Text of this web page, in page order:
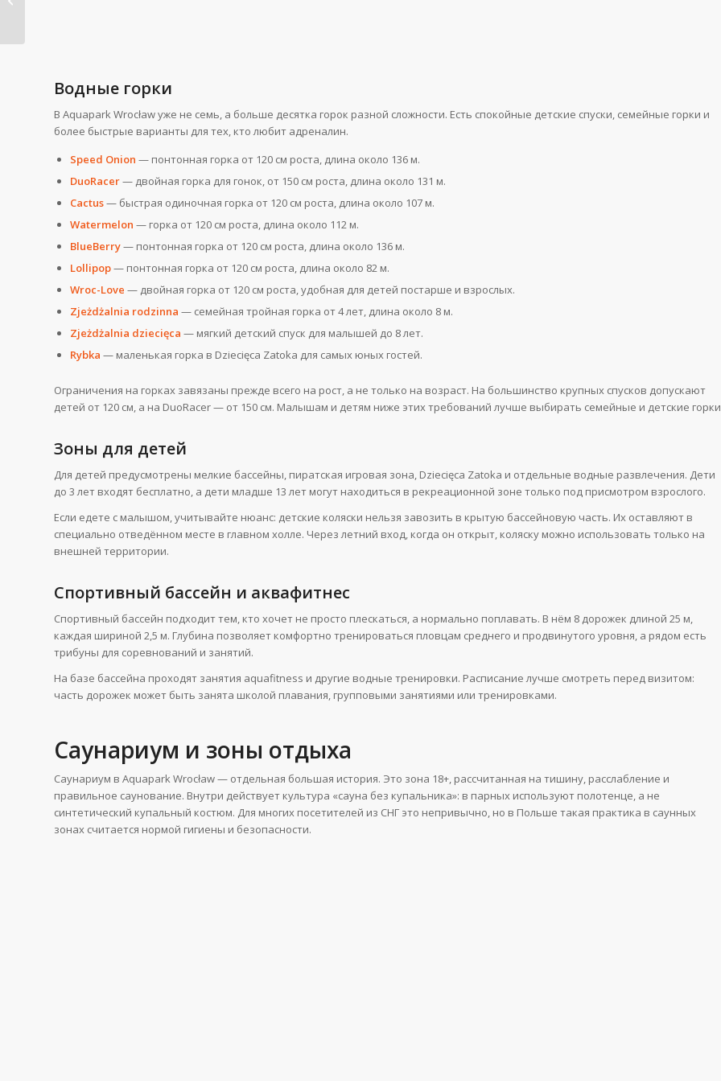
Водные горки
В Aquapark Wrocław уже не семь, а больше десятка горок разной сложности. Есть спокойные детские спуски, семейные горки и
более быстрые варианты для тех, кто любит адреналин.
Speed Onion — понтонная горка от 120 см роста, длина около 136 м.
DuoRacer— двойная горка для гонок, от 150 см роста, длина около 131 м.
Cactus— быстрая одиночная горка от 120 см роста, длина около 107 м.
Watermelon — горка от 120 см роста, длина около 112 м.
BlueBerry— понтонная горка от 120 см роста, длина около 136 м.
Lollipop— понтонная горка от 120 см роста, длина около 82 м.
Wroc-Love — двойная горка от 120 см роста, удобная для детей постарше и взрослых.
Zjeżdżalnia rodzinna — семейная тройная горка от 4 лет, длина около 8 м.
Zjeżdżalnia dziecięca — мягкий детский спуск для малышей до 8 лет.
Rybka — маленькая горка в Dziecięca Zatoka для самых юных гостей.
Ограничения на горках завязаны прежде всего на рост, а не только на возраст. На большинство крупных спусков допускают
детей от 120 см, а на DuoRacer — от 150 см. Малышам и детям ниже этих требований лучше выбирать семейные и детские
Зоны для детей
Для детей предусмотрены мелкие бассейны, пиратская игровая зона, Dziecięca Zatoka и отдельные водные развлечения. Дети
до 3 лет входят бесплатно, а дети младше 13 лет могут находиться в рекреационной зоне только под присмотром взрослого.
Если едете с малышом, учитывайте нюанс: детские коляски нельзя завозить в крытую бассейновую часть. Их оставляют в
специально отведённом месте в главном холле. Через летний вход, когда он открыт, коляску можно использовать только на
внешней территории.
Спортивный бассейн и аквафитнес
Спортивный бассейн подходит тем, кто хочет не просто плескаться, а нормально поплавать. В нём 8 дорожек длиной 25 м,
каждая шириной 2,5 м. Глубина позволяет комфортно тренироваться пловцам среднего и продвинутого уровня, а рядом есть
трибуны для соревнований и занятий.
На базе бассейна проходят занятия aquafitness и другие водные тренировки. Расписание лучше смотреть перед визитом:
часть дорожек может быть занята школой плавания, групповыми занятиями или тренировками.
Саунариум и зоны отдыха
Саунариум в Aquapark Wrocław — отдельная большая история. Это зона 18+, рассчитанная на тишину, расслабление и
правильное саунование. Внутри действует культура «сауна без купальника»: в парных используют полотенце, а не
синтетический купальный костюм. Для многих посетителей из СНГ это непривычно, но в Польше такая практика в саунных
зонах считается нормой гигиены и безопасности.